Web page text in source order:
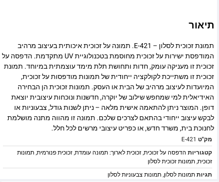
תיאור
תמונת זכוכית לסלון – E-421. תמונה על זכוכית איכותית בעיצוב מרהיב
המודפסת ישירות על זכוכית מחוסמת בטכנולוגיית UV מתקדמת. הדפסה על
זכוכית זו מעניקה עומק, חדות ותחושת תלת מימד עוצמתית במיוחד. תמונת
זכוכית זו משתייכת לקולקציה ייחודית של תמונות מודפסות על זכוכית,
המיועדות לעיצוב מרהיב של הבית או העסק. תמונות זכוכית הן הבחירה
האידיאלית למי שמחפש שילוב של יוקרה, חדשנות ונוכחות עיצובית יוצאת
דופן. המוצר ניתן להתאמה אישית מלאה – ניתן לשנות גודל, צבעוניות או
לבקש עיצוב ייחודי בהתאם לצרכים שלכם. תמונה זו מהווה מתנה מושלמת
לחנוכת בית, משרד חדש, או כפריט עיצובי מרשים לכל חלל.
מק"ט E-421
קטגוריות הדפסה על זכוכית,זכוכית לארוך: תמונה עומדת,זכוכית פנורמית,תמונות
זכוכית,תמונות זכוכית לסלון
תגיותתמונות לסלון,תמונות צבעוניות לסלון